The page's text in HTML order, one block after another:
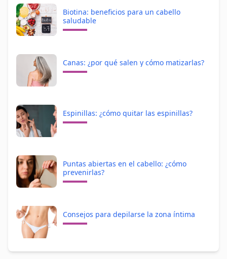
Biotina: beneficios para un cabello
saludable
Canas: ¿por qué salen y cómo matizarlas?
Espinillas: ¿cómo quitar las espinillas?
Puntas abiertas en el cabello: ¿cómo
prevenirlas?
Consejos para depilarse la zona íntima